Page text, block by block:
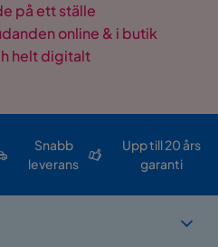
på ett ställe
online & i butik
helt digitalt
Snabb
leverans
Upp till 20 års
garanti